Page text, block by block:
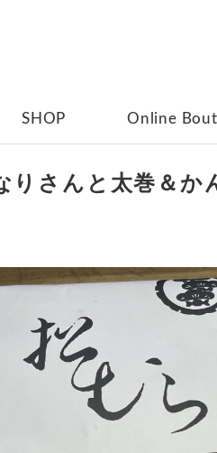
SHOP Online
りさんと太巻＆か